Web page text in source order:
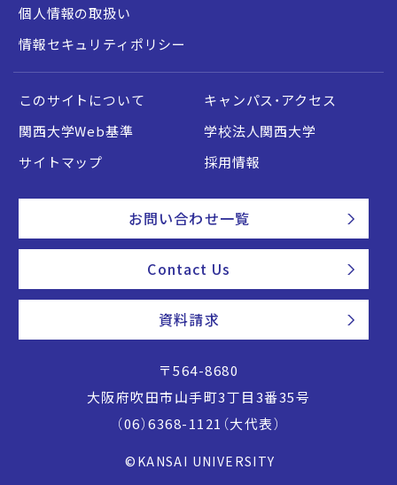
個人情報の取扱い
情報セキュリティポリシー
このサイトについて
キャンパス・アクセス
関西大学Web基準
学校法人関西大学
サイトマップ
採用情報
お問い合わせ一覧
Contact Us
資料請求
〒564-8680
大阪府吹田市山手町3丁目3番35号
（06）6368-1121（大代表）
©KANSAI UNIVERSITY